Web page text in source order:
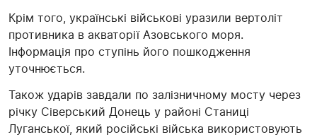
Крім того, українські військові уразили вертоліт
противника в акваторії Азовського моря.
Інформація про ступінь його пошкодження
уточнюється.
Також ударів завдали по залізничному мосту через
річку Сіверський Донець у районі Станиці
Луганської, який російські війська використовують